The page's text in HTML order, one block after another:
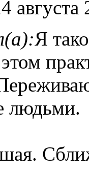
августа
Я
людьми.